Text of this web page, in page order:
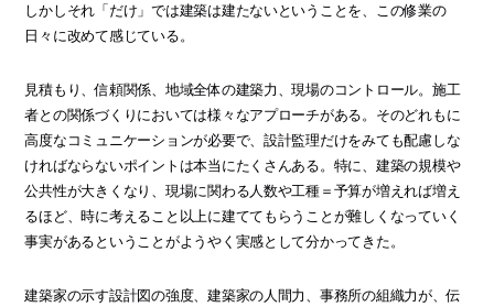
しかしそれ「だけ」では建築は建たないということを、この修業の
日々に改めて感じている。
見積もり、信頼関係、地域全体の建築力、現場のコントロール。施工
者との関係づくりにおいては様々なアプローチがある。そのどれもに
高度なコミュニケーションが必要で、設計監理だけをみても配慮しな
ければならないポイントは本当にたくさんある。特に、建築の規模や
公共性が大きくなり、現場に関わる人数や工種＝予算が増えれば増え
るほど、時に考えること以上に建ててもらうことが難しくなっていく
事実があるということがようやく実感として分かってきた。
建築家の示す設計図の強度、建築家の人間力、事務所の組織力が、伝